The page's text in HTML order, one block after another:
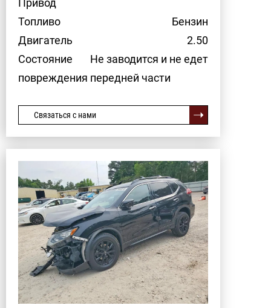
Привод
Топливо
Бензин
Двигатель
2.50
Состояние
Не заводится и не едет
повреждения передней части
Связаться с нами